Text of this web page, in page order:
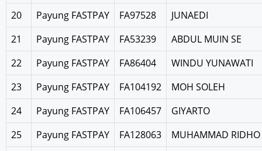
20 Payung FASTPAY FA97528
JUNAEDI
21
Payung FASTPAY FA53239
ABDUL MUIN SE
22
Payung FASTPAY FA86404
WINDU YUNAWATI
23
Payung FASTPAY FA104192
MOH SOLEH
24
Payung FASTPAY FA106457
GIYARTO
25
Payung FASTPAY FA128063
MUHAMMAD RIDHO